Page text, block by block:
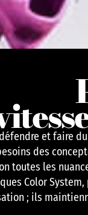
et faire
des
toutes les
Color
; ils